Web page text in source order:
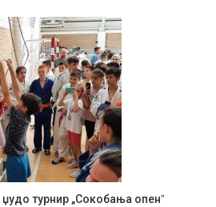
турнир „Сокобања опенˮ